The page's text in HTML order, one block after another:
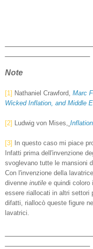
Note
[1] Nathaniel Crawford, Marc
Wicked Inflation, and Middle
[2] Ludwig von Mises,
[3] In questo caso mi piace
Infatti prima dell'invenzione
svoglevano tutte le mansioni
Con l'invenzione della
divenne inutile e quindi coloro
essere riallocati in altri settori
difatti, riallocò queste figure
lavatrici.